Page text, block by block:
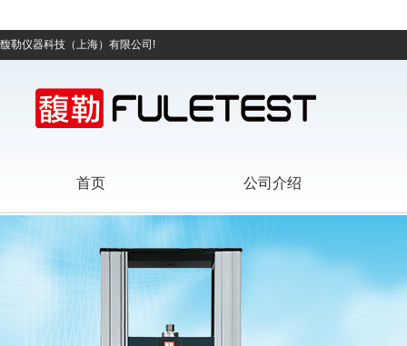
馥勒仪器科技（上海）有限公司!
首页 公司介绍